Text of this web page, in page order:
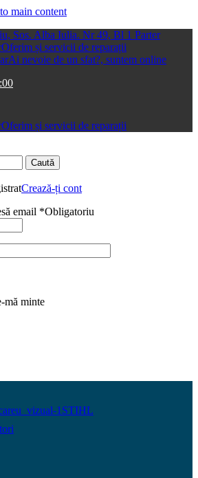
main content
Sos. Alba Iulia. Nr 49, Bl 1 Parter
Oferim și servicii de reparații
Ai nevoie de un sfat?, suntem online
Oferim și servicii de reparații
Caută
Crează-ți cont
email *Obligatoriu
mă minte
STIHL